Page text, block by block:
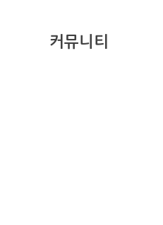
커뮤니티